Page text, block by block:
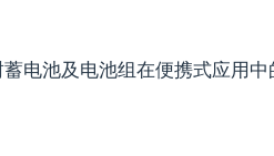
电池及电池组在便携式应用中